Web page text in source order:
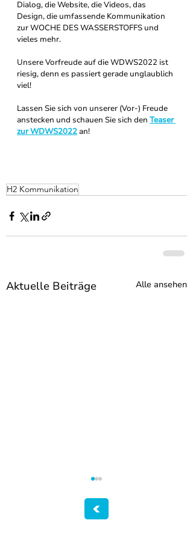
Dialog, die Website, die Videos, das
Design, die umfassende Kommunikation
zur WOCHE DES WASSERSTOFFS und
vieles mehr.
Unsere Vorfreude auf die WDWS2022 ist
riesig, denn es passiert gerade unglaublich
viel!
Lassen Sie sich von unserer (Vor-) Freude
anstecken und schauen Sie sich den Teaser
zur WDWS2022 an!
H2 Kommunikation
Aktuelle Beiträge Alle ansehen